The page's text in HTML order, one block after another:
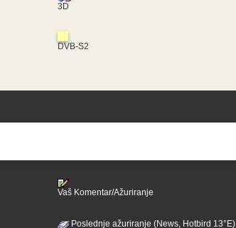
3D
DVB-S2
Vaš Komentar/Ažuriranje
Poslednje ažuriranje (News, Hotbird 13°E)